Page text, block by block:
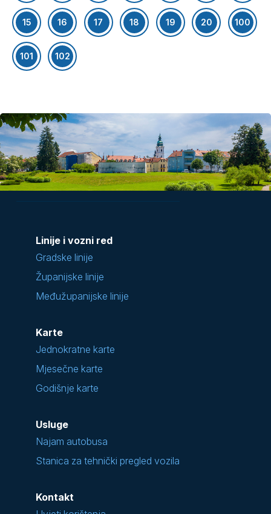
15 16 17 18 19 20 100
101 102
Linije i vozni red
Gradske linije
Županijske linije
Međužupanijske linije
Karte
Jednokratne karte
Mjesečne karte
Godišnje karte
Usluge
Najam autobusa
Stanica za tehnički pregled vozila
Kontakt